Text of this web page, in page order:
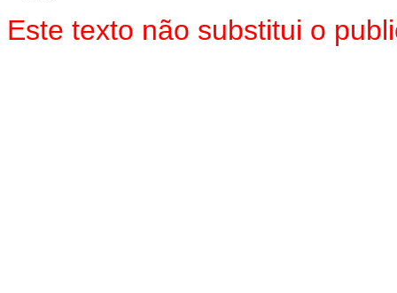
Este texto não substitui o